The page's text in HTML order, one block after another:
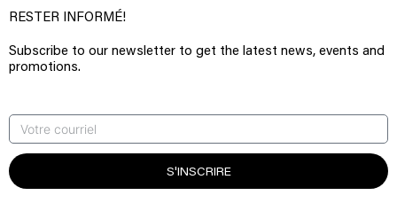
RESTER INFORMÉ!
Subscribe to our newsletter to get the latest news, events and
promotions.
S'INSCRIRE